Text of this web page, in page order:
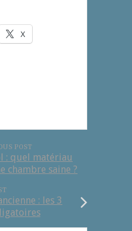
X
POST
: quel matériau
chambre saine ?
: les 3